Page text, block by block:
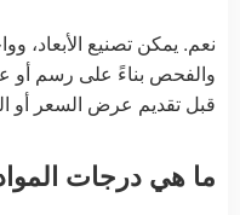
نعم. يمكن تصنيع الأبعاد،
والفحص بناءً على رسم أو
قبل تقديم عرض السعر أو
ما هي درجات